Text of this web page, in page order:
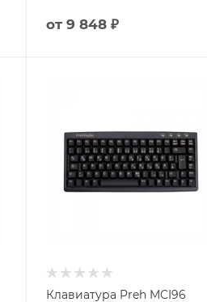
от 9 848 ₽
Клавиатура Preh MCI96